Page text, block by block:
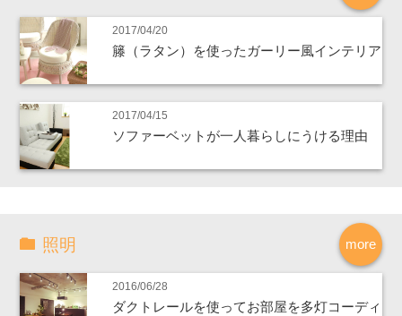
2017/04/20
籐（ラタン）を使ったガーリー風インテリア
2017/04/15
ソファーベットが一人暮らしにうける理由
more
照明
2016/06/28
ダクトレールを使ってお部屋を多灯コーディ